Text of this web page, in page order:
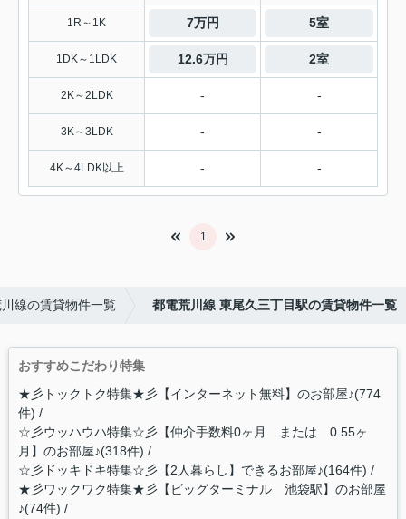
1R～1K 7万円 5室
1DK～1LDK 12.6万円 2室
2K～2LDK - -
3K～3LDK - -
4K～4LDK以上 - -
1
線の賃貸物件一覧 都電荒川線 東尾久三丁目駅の賃貸物件一覧
おすすめこだわり特集
★彡トックトク特集★彡【インターネット無料】のお部屋♪(774
件)
☆彡ウッハウハ特集☆彡【仲介手数料0ヶ月 または 0.55ヶ
月】のお部屋♪(318件)
☆彡ドッキドキ特集☆彡【2人暮らし】できるお部屋♪(164件)
★彡ワックワク特集★彡【ビッグターミナル 池袋駅】のお部屋
♪(74件)